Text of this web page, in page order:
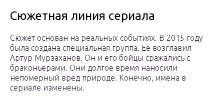
Сюжетная линия сериала
Сюжет основан на реальных событиях. В 2015 году
была создана специальная группа. Ее возглавил
Артур Мурзаханов. Он и его бойцы сражались с
браконьерами. Они долгое время наносили
непомерный вред природе. Конечно, имена в
сериале изменены.